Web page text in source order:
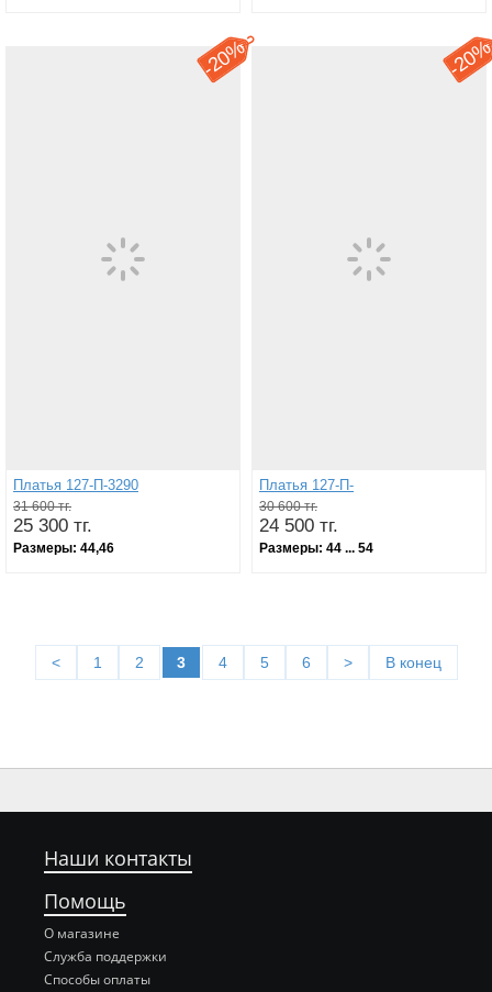
-
20%
Платья 127-П-3290
31 600 тг.
25 300 тг.
Размеры: 44,46
-
Платья 127-П-
30 600 тг.
24 500 тг.
Размеры: 44 ... 54
< 1 2 3 4 5 6 > В конец
Наши контакты
Помощь
О магазине
Служба поддержки
Способы оплаты